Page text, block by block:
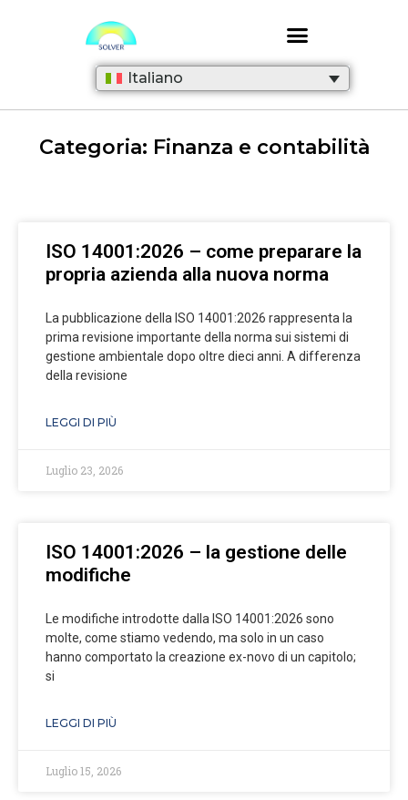
Italiano
Categoria: Finanza e contabilità
ISO 14001:2026 – come preparare la
propria azienda alla nuova norma
La pubblicazione della ISO 14001:2026 rappresenta la
prima revisione importante della norma sui sistemi di
gestione ambientale dopo oltre dieci anni. A differenza
della revisione
LEGGI DI PIÙ
Luglio 23, 2026
ISO 14001:2026 – la gestione delle
modifiche
Le modifiche introdotte dalla ISO 14001:2026 sono
molte, come stiamo vedendo, ma solo in un caso
hanno comportato la creazione ex-novo di un capitolo;
si
LEGGI DI PIÙ
Luglio 15, 2026